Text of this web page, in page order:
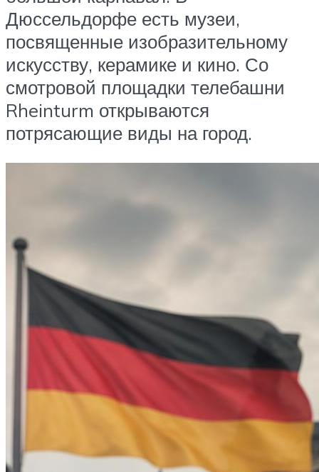
Дюссельдорфе есть музеи,
посвященные изобразительному
искусству, керамике и кино. Со
смотровой площадки телебашни
Rheinturm открываются
потрясающие виды на город.